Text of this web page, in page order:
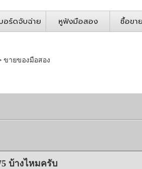
อร์ดจับฉ่าย หูฟังมือสอง ซื้อขา
ขายของมือสอง
บ้างไหมครับ